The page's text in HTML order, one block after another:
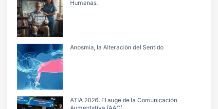
Humanas.
Anosmia, la Alteraciòn del Sentido
ATIA 2026: El auge de la Comunicación